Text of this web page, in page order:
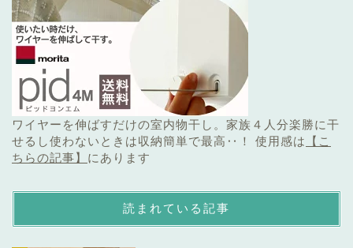
ワイヤーを伸ばすだけの室内物干し。家族４人分楽勝に干
せるし使わないときは収納簡単で最高‥！ 使用感は
【こ
ちらの記事】 にあります
読まれている記事